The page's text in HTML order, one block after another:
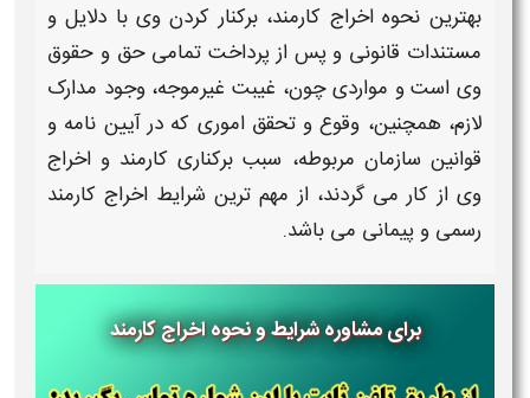
بهترین نحوه اخراج کارمند، برکنار کردن وی با دلایل و
مستندات قانونی و پس از پرداخت تمامی حق و حقوق
وی است و مواردی چون، غیبت غیرموجه، وجود مدارک
لازم، همچنین، وقوع و تحقق اموری که در آیین نامه و
قوانین سازمان مربوطه، سبب برکناری کارمند و اخراج
وی از کار می گردند، از مهم ترین شرایط اخراج کارمند
رسمی و پیمانی می باشد.
برای مشاوره شرایط و نحوه اخراج کارمند